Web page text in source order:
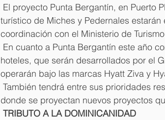
El proyecto Punta Bergantín, en Puerto
turístico de Miches y Pedernales
coordinación con el Ministerio de
En cuanto a Punta Bergantín este año
hoteles, que serán desarrollados por el
operarán bajo las marcas Hyatt Ziva y
También tendrá entre sus prioridades
donde se proyectan nuevos proyectos
TRIBUTO A LA DOMINICANIDAD